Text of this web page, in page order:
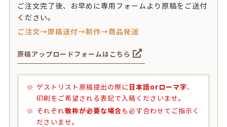
ご注文完了後、お早めに専用フォームより原稿をご送付
ください。
ご注文→原稿送付→制作→商品発送
原稿アップロードフォームはこちら
ゲストリスト原稿提出の際に 日本語orローマ字、
印刷をご希望される表記で入稿くださいませ。
それぞれ敬称が必要な場合も必ず合わせてご指示く
ださいませ。